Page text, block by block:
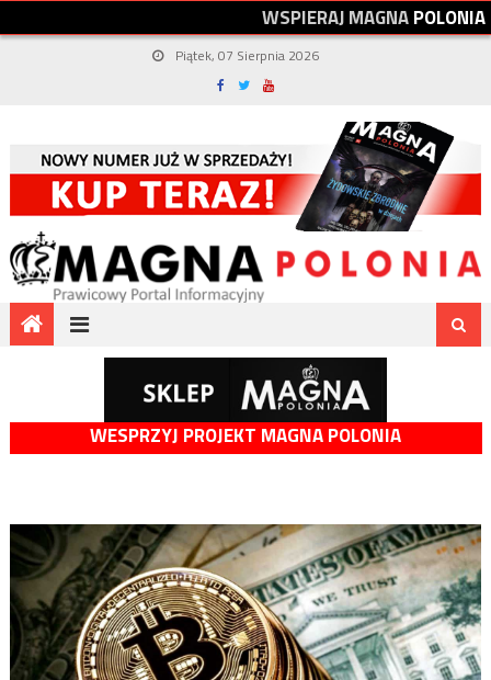
WSPIERAJMAGNAPOLONIA
Piątek, 07 Sierpnia 2026
WESPRZYJ PROJEKT MAGNA POLONIA